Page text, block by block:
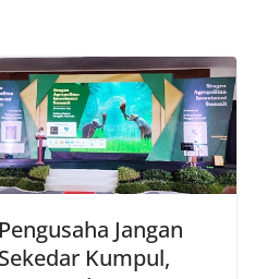
Pengusaha Jangan
Sekedar Kumpul,